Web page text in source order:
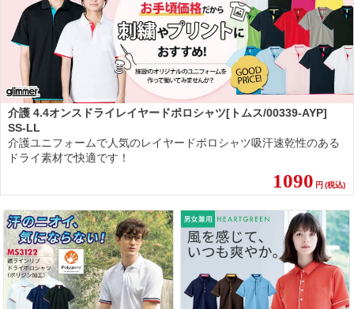
介護 4.4オンスドライレイヤードポロシャツ[トムス/00339-AYP]
SS-LL
介護ユニフォームで人気のレイヤードポロシャツ吸汗速乾性のある
ドライ素材で快適です！
1090 円 (税込)